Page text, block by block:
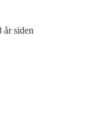
år siden